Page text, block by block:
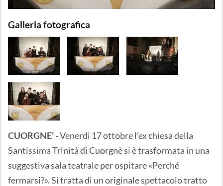
Galleria fotografica
CUORGNE’ -Venerdì 17 ottobre l’ex chiesa della
Santissima Trinità di Cuorgnè si è trasformata in una
suggestiva sala teatrale per ospitare «Perché
fermarsi?». Si tratta di un originale spettacolo tratto